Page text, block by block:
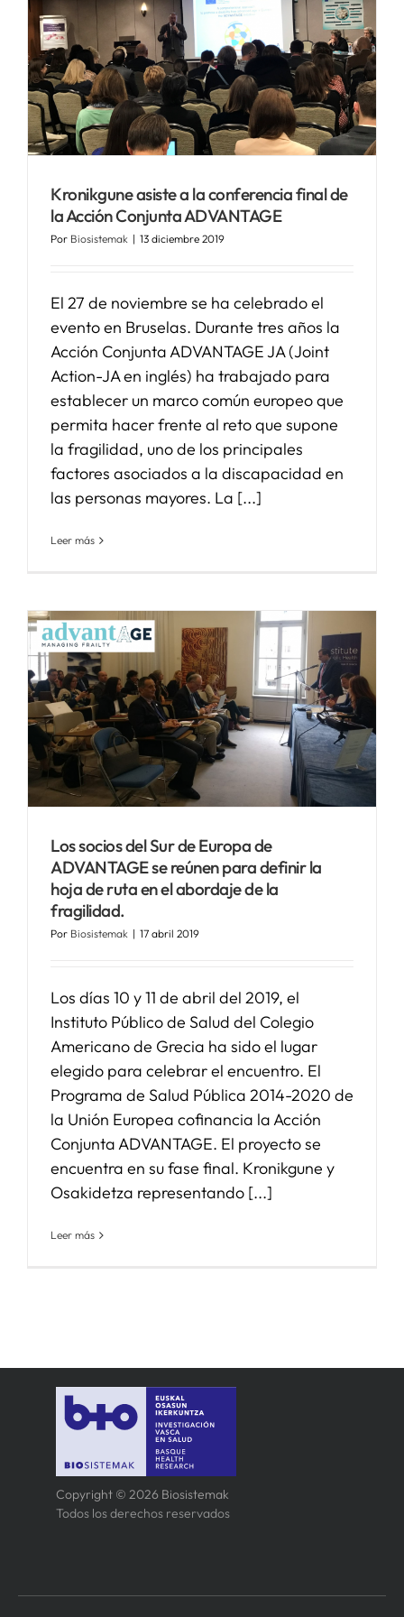
Kronikgune asiste a la conferencia final de
la Acción Conjunta ADVANTAGE
Por Biosistemak | 13 diciembre 2019
El 27 de noviembre se ha celebrado el
evento en Bruselas. Durante tres años la
Acción Conjunta ADVANTAGE JA (Joint
Action-JA en inglés) ha trabajado para
establecer un marco común europeo que
permita hacer frente al reto que supone
la fragilidad, uno de los principales
factores asociados a la discapacidad en
las personas mayores. La [...]
Leer más
Los socios del Sur de Europa de
ADVANTAGE se reúnen para definir la
hoja de ruta en el abordaje de la
fragilidad.
Por Biosistemak | 17 abril 2019
Los días 10 y 11 de abril del 2019, el
Instituto Público de Salud del Colegio
Americano de Grecia ha sido el lugar
elegido para celebrar el encuentro. El
Programa de Salud Pública 2014-2020 de
la Unión Europea cofinancia la Acción
Conjunta ADVANTAGE. El proyecto se
encuentra en su fase final. Kronikgune y
Osakidetza representando [...]
Leer más
Copyright © 2026 Biosistemak
Todos los derechos reservados